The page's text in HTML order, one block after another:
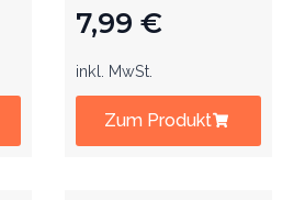
7,99 €
inkl. MwSt.
Zum Produkt